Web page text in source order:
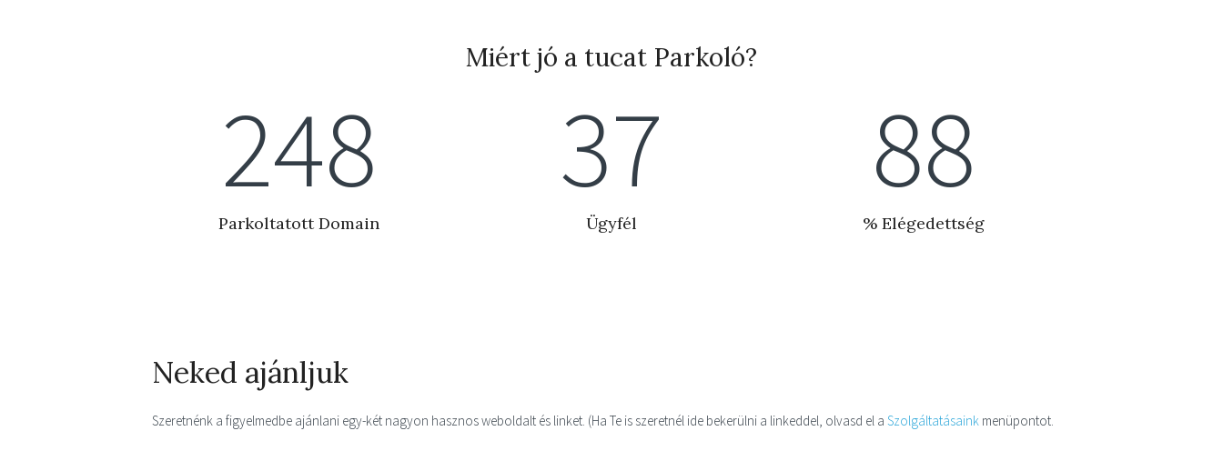
Miért jó a tucat Parkoló?
279
Parkoltatott Domain
41
Ügyfél
99
% Elégedettség
Neked ajánljuk
Szeretnénk a figyelmedbe ajánlani egy-két nagyon hasznos weboldalt és linket. (Ha Te is szeretnél ide bekerülni a linkeddel, olvasd el a Szolgáltatásaink menüpontot.